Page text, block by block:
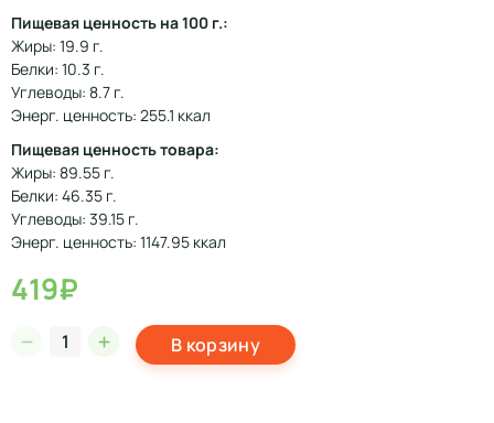
Пищевая ценность на 100 г.:
Жиры: 19.9 г.
Белки: 10.3 г.
Углеводы: 8.7 г.
Энерг. ценность: 255.1 ккал
Пищевая ценность товара:
Жиры: 89.55 г.
Белки: 46.35 г.
Углеводы: 39.15 г.
Энерг. ценность: 1147.95 ккал
419₽
В корзину